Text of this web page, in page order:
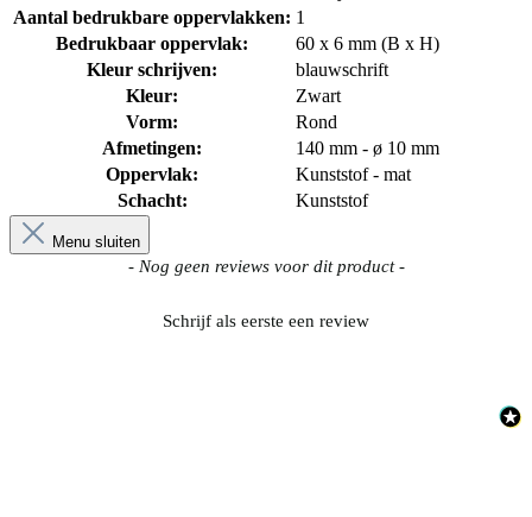
Aantal bedrukbare oppervlakken: 1
Bedrukbaar oppervlak:
60 x 6 mm (B x H)
Kleur schrijven:
blauwschrift
Kleur:
Zwart
Vorm:
Rond
Afmetingen:
140 mm - ø 10 mm
Oppervlak:
Kunststof - mat
Schacht:
Kunststof
Menu sluiten
- Nog geen reviews voor dit product -
Schrijf als eerste een review
New content loaded